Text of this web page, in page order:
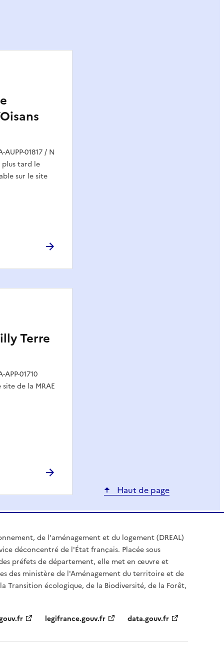
AUPP-01817 / N
plus tard le
sur le site
Terre
APP-01710
de la MRAE
Haut de page
de l'aménagement et du logement (DREAL)
déconcentré de l'État français. Placée sous
préfets de département, elle met en œuvre et
des ministère de l'Aménagement du territoire et de
Transition écologique, de la Biodiversité, de la Forêt,
legifrance.gouv.fr data.gouv.fr